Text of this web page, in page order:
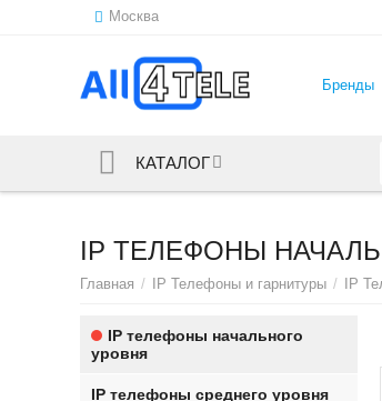
Москва
Бренды
КАТАЛОГ
IP ТЕЛЕФОНЫ
Главная / IP Телефоны и гарнитуры / IP
IP телефоны начального
уровня
IP телефоны среднего уровня